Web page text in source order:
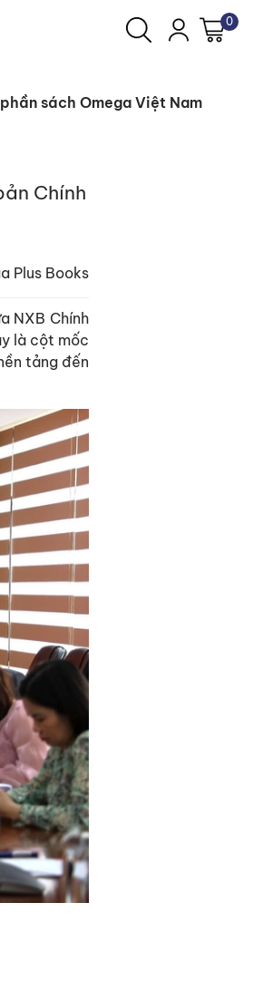
0
sách Omega Việt Nam
Chính
Plus Books
NXB Chính
là cột mốc
tảng đến